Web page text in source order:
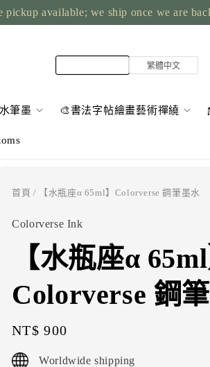
available; we ship once we are
筆墨 🎨書法字帖繪畫藝術禪繞
首頁 / 【水瓶座α 65ml】Colorverse 鋼筆墨水
Colorverse Ink
【水瓶座α 65ml
Colorverse 鋼
Regular
price
NT$ 900
Worldwide shipping